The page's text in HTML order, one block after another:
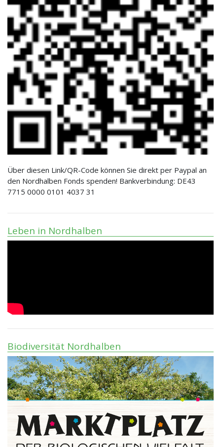
Über diesen Link/QR-Code können Sie direkt per Paypal an
den Nordhalben Fonds spenden! Bankverbindung: DE43
7715 0000 0101 4037 31
Leben in Nordhalben
Biodiversität Nordhalben